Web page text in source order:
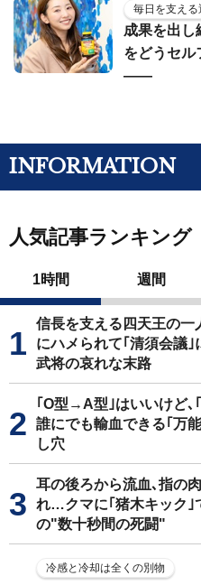
毎日を支え
成果を出し
をどうセル
——
INFORMATION
人気記事ランキング
1時間 週間
信長を支える四天王の
にハメられて｢清須会議｣
武将の哀れな末路
｢O型→A型｣はいいけど
誰にでも輸血できる｢万
し穴
耳の後ろから流血､指の
れ…クマに｢猪木キック｣
の"数十秒間の死闘"
冷感と冷却は全くの別物